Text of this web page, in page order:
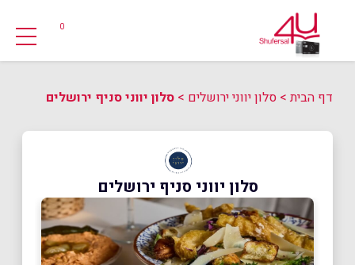
0
דף הבית> סלון יווני ירושלים > סלון יווני סניף ירושלים
סלון יווני סניף ירושלים